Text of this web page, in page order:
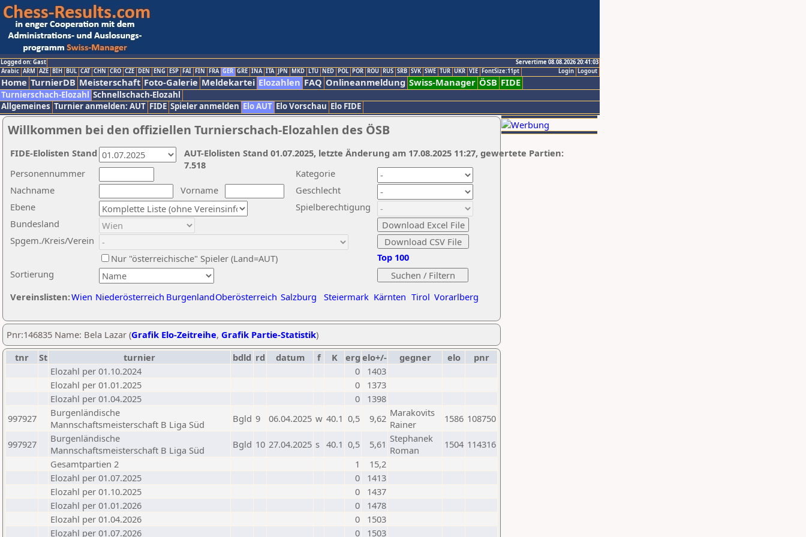
Logged on: Gast
Servertime 08.08.2026 20:41:03
Logout
Login
Arabic ARM AZE BIH BUL CAT CHN CRO CZE DEN ENG ESP FAI FIN FRA GER GRE INA ITA JPN MKD LTU NED POL POR ROU RUS SRB SVK SWE TUR UKR VIE FontSize:11pt
Home TurnierDB Meisterschaft Foto-Galerie Meldekartei Elozahlen FAQ Onlineanmeldung Swiss-Manager ÖSB FIDE
Turnierschach-Elozahl Schnellschach-Elozahl
Allgemeines Turnier anmelden: AUT FIDE Spieler anmelden Elo AUT Elo Vorschau Elo FIDE
Willkommen bei den offiziellen Turnierschach-Elozahlen des ÖSB
Nachname
Vorname
Ebene
Kategorie
Sortierung
Personennummer
Bundesland
Spgem./Kreis/Verein
Geschlecht
Nur "österreichische" Spieler (Land=AUT)
Spielberechtigung
Vereinslisten:Wien Niederösterreich BurgenlandOberösterreich Salzburg Steiermark Kärnten Tirol Vorarlberg
Top 100
AUT-Elolisten Stand 01.07.2025, letzte Änderung am 17.08.2025 11:27, gewertete Partien:
7.518
FIDE-Elolisten Stand
Pnr:146835 Name: Bela Lazar (Grafik Elo-Zeitreihe, Grafik Partie-Statistik)
tnr
St turnier bdld rd datum f K erg elo+/- gegner elo
pnr
Elozahl per 01.10.2024
0
1403
Elozahl per 01.01.2025
0
1373
Elozahl per 01.04.2025
0
1398
997927
Burgenländische
Mannschaftsmeisterschaft B Liga Süd
Bgld 9 06.04.2025 w 40.1 0,5 9,62 Marakovits
Rainer
1586 108750
997927
Burgenländische
Mannschaftsmeisterschaft B Liga Süd
Bgld 10 27.04.2025 s 40.1 0,5 5,61 Stephanek
Roman
1504 114316
Gesamtpartien 2
1
15,2
Elozahl per 01.07.2025
0
1413
Elozahl per 01.10.2025
0
1437
Elozahl per 01.01.2026
0
1478
Elozahl per 01.04.2026
0
1503
Elozahl per 01.07.2026
0 1503